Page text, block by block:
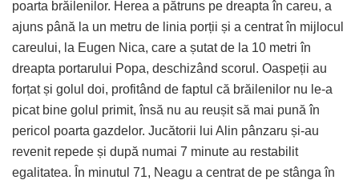
poarta brăilenilor. Herea a pătruns pe dreapta în careu, a
ajuns până la un metru de linia porții și a centrat în mijlocul
careului, la Eugen Nica, care a șutat de la 10 metri în
dreapta portarului Popa, deschizând scorul. Oaspeții au
forțat și golul doi, profitând de faptul că brăilenilor nu le-a
picat bine golul primit, însă nu au reușit să mai pună în
pericol poarta gazdelor. Jucătorii lui Alin pânzaru și-au
revenit repede și după numai 7 minute au restabilit
egalitatea. În minutul 71, Neagu a centrat de pe stânga în